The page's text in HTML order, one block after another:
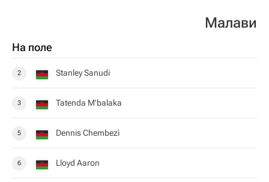
Малави
На поле
2 Stanley Sanudi
3 Tatenda M'balaka
5 Dennis Chembezi
6 Lloyd Aaron